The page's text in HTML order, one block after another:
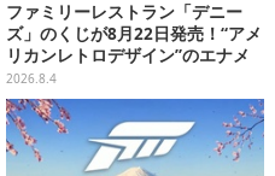
ファミリーレストラン「デニー
ズ」のくじが8月22日発売！“アメ
リカンレトロデザイン”のエナメ
ルバッグやTシャツなど、日常使
いできるグッズを用意
2026.8.4